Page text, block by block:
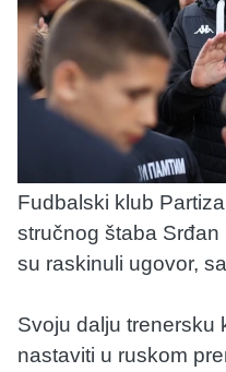
Fudbalski klub
stručnog štaba
su raskinuli ugovor,
Svoju dalju trenersku
nastaviti u ruskom